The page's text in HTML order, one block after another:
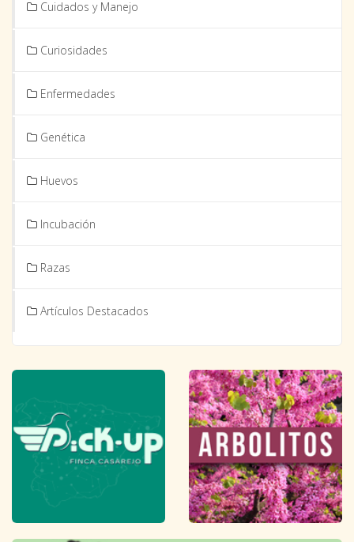
Cuidados y Manejo
Curiosidades
Enfermedades
Genética
Huevos
Incubación
Razas
Artículos Destacados